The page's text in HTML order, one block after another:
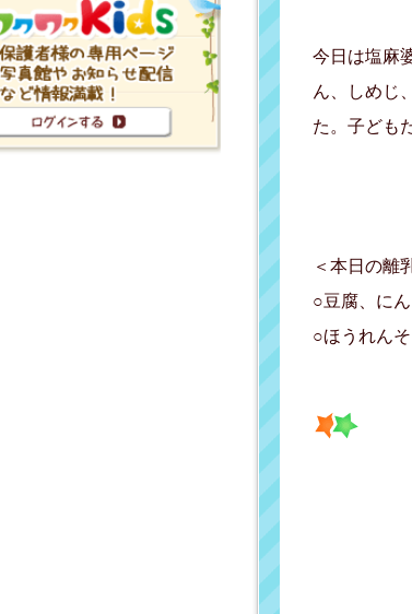
今日は塩麻
ん、しめじ
た。子ども
＜本日の離
○豆腐、に
○ほうれん